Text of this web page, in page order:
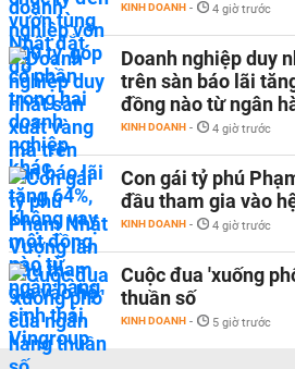
KINH DOANH - 4 giờ trước
Doanh nghiệp duy
trên sàn báo lãi
đồng nào từ ngân
KINH DOANH - 4 giờ trước
Con gái tỷ phú
đầu tham gia vào
KINH DOANH - 4 giờ trước
Cuộc đua 'xuống
thuần số
KINH DOANH - 5 giờ trước